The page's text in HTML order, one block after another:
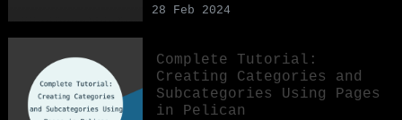
28 Feb 2024
Complete Tutorial:
Creating Categories and
Subcategories Using Pages
in Pelican